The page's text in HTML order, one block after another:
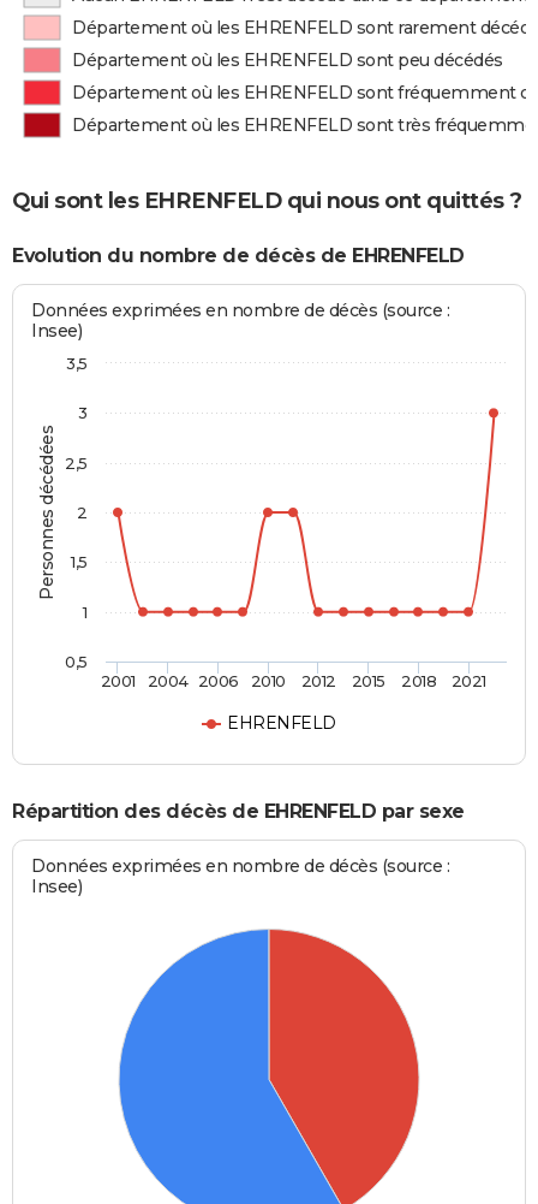
Département où les EHRENFELD sont rarement
Département où les EHRENFELD sont peu décédés
Département où les EHRENFELD sont fréquemment
Département où les EHRENFELD sont très
Qui sont les EHRENFELD qui nous ont quittés ?
Evolution du nombre de décès de EHRENFELD
Personnes décédées
Données exprimées en nombre de décès (source :
Insee)
EHRENFELD
2001 2004 2006 2010 2012 2015 2018 2021
0,5
1
1,5
2
2,5
3
3,5
Répartition des décès de EHRENFELD par sexe
Données exprimées en nombre de décès (source :
Insee)